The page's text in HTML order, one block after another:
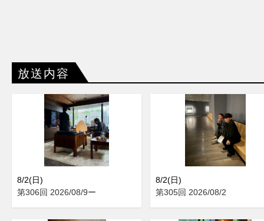
放送内容
8/2(日)
第306回 2026/08/9ー
8/2(日)
第305回 2026/08/2